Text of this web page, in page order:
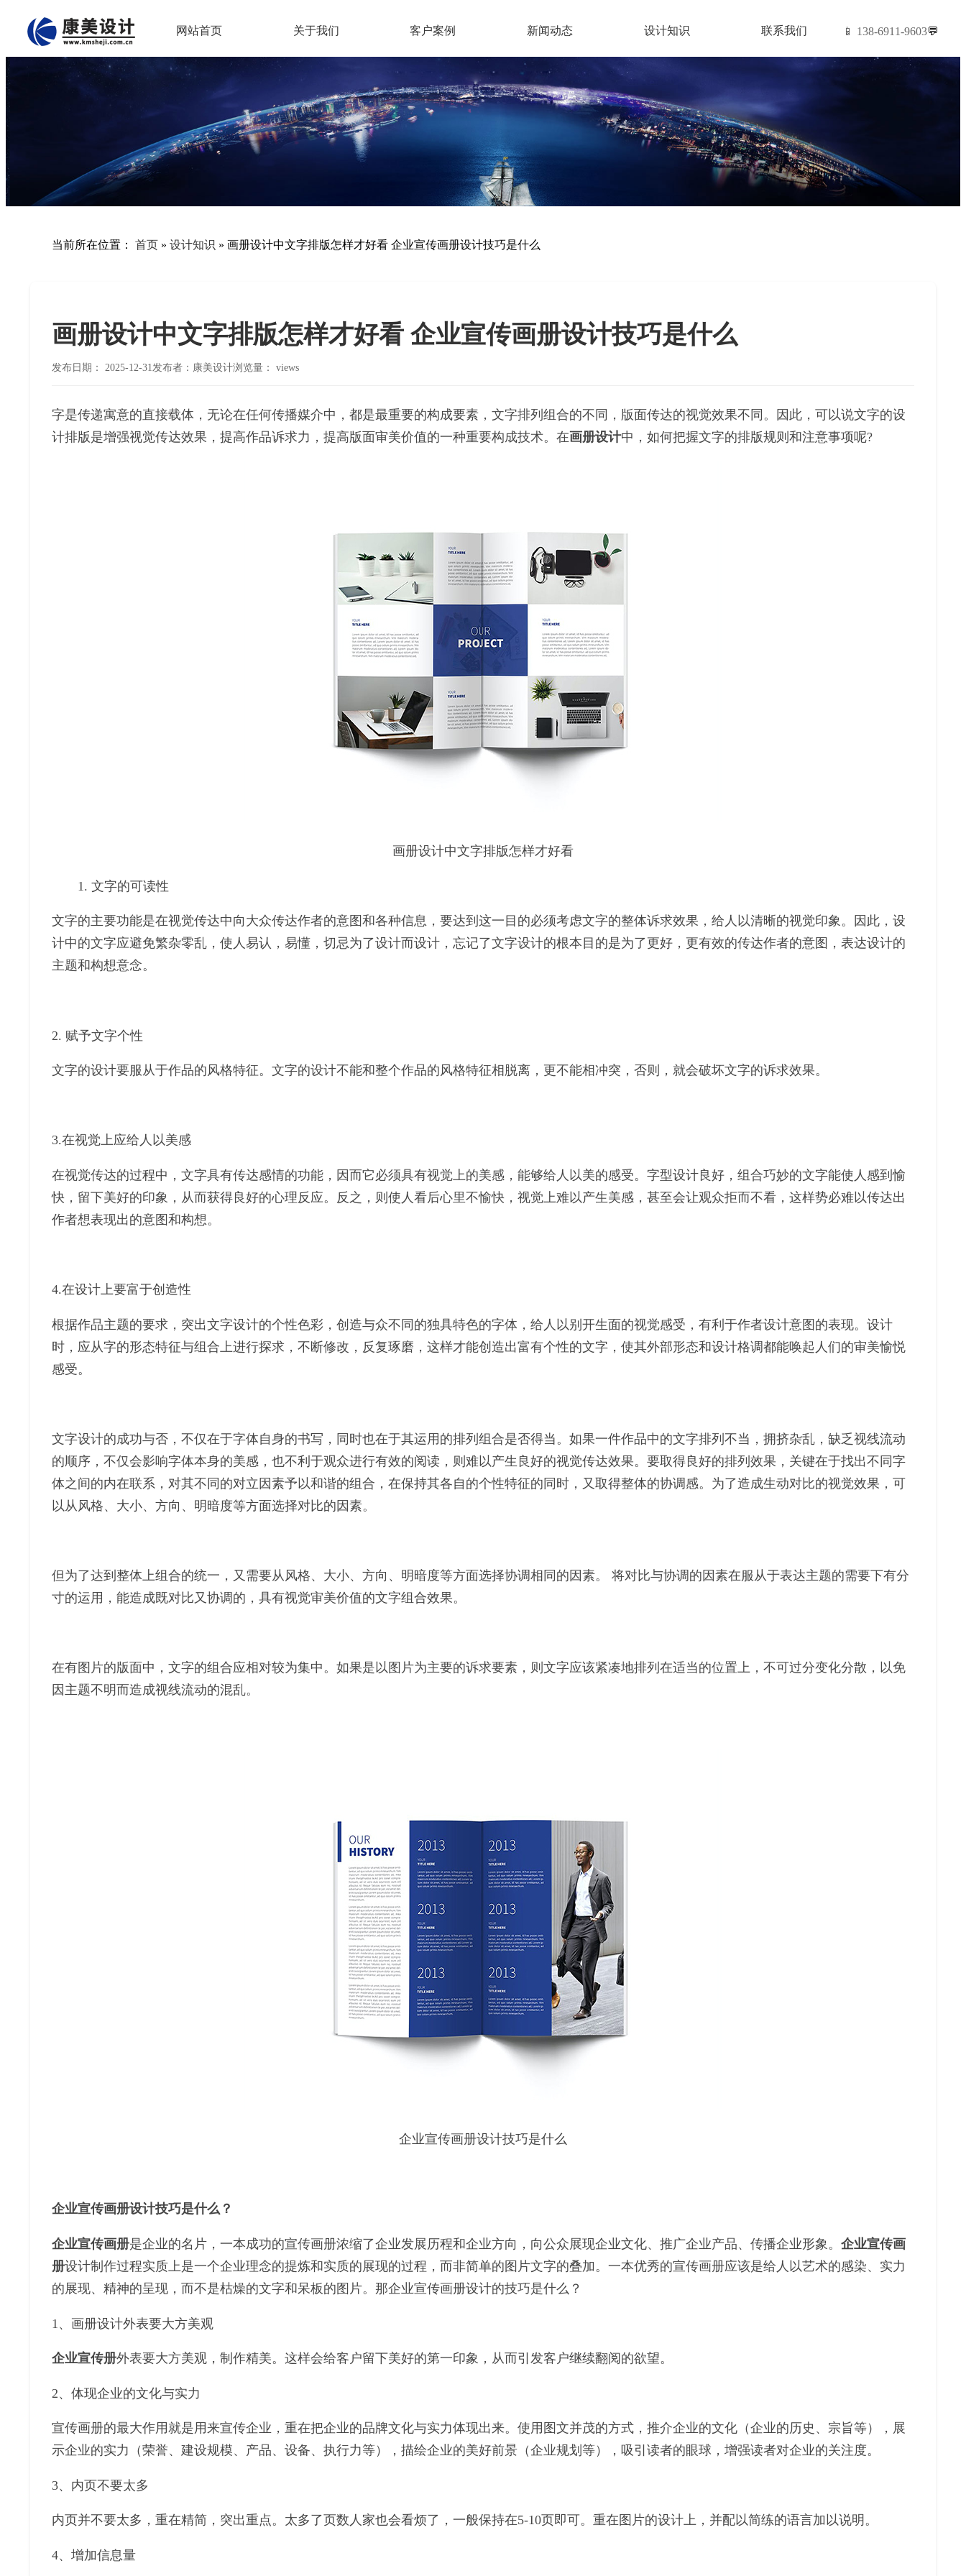
网站首页 关于我们 客户案例 新闻动态 设计知识 联系我们 📱 138-6911-9603💬
当前所在位置： 首页 » 设计知识 » 画册设计中文字排版怎样才好看 企业宣传画册设计技巧是什么
画册设计中文字排版怎样才好看 企业宣传画册设计技巧是什么
发布日期： 2025-12-31发布者：康美设计浏览量： views
字是传递寓意的直接载体，无论在任何传播媒介中，都是最重要的构成要素，文字排列组合的不同，版面传达的视觉效果不同。因此，可以说文字的设
计排版是增强视觉传达效果，提高作品诉求力，提高版面审美价值的一种重要构成技术。在画册设计中，如何把握文字的排版规则和注意事项呢?
画册设计中文字排版怎样才好看
1. 文字的可读性
文字的主要功能是在视觉传达中向大众传达作者的意图和各种信息，要达到这一目的必须考虑文字的整体诉求效果，给人以清晰的视觉印象。因此，设
计中的文字应避免繁杂零乱，使人易认，易懂，切忌为了设计而设计，忘记了文字设计的根本目的是为了更好，更有效的传达作者的意图，表达设计的
主题和构想意念。
2. 赋予文字个性
文字的设计要服从于作品的风格特征。文字的设计不能和整个作品的风格特征相脱离，更不能相冲突，否则，就会破坏文字的诉求效果。
3.在视觉上应给人以美感
在视觉传达的过程中，文字具有传达感情的功能，因而它必须具有视觉上的美感，能够给人以美的感受。字型设计良好，组合巧妙的文字能使人感到愉
快，留下美好的印象，从而获得良好的心理反应。反之，则使人看后心里不愉快，视觉上难以产生美感，甚至会让观众拒而不看，这样势必难以传达出
作者想表现出的意图和构想。
4.在设计上要富于创造性
根据作品主题的要求，突出文字设计的个性色彩，创造与众不同的独具特色的字体，给人以别开生面的视觉感受，有利于作者设计意图的表现。设计
时，应从字的形态特征与组合上进行探求，不断修改，反复琢磨，这样才能创造出富有个性的文字，使其外部形态和设计格调都能唤起人们的审美愉悦
感受。
文字设计的成功与否，不仅在于字体自身的书写，同时也在于其运用的排列组合是否得当。如果一件作品中的文字排列不当，拥挤杂乱，缺乏视线流动
的顺序，不仅会影响字体本身的美感，也不利于观众进行有效的阅读，则难以产生良好的视觉传达效果。要取得良好的排列效果，关键在于找出不同字
体之间的内在联系，对其不同的对立因素予以和谐的组合，在保持其各自的个性特征的同时，又取得整体的协调感。为了造成生动对比的视觉效果，可
以从风格、大小、方向、明暗度等方面选择对比的因素。
但为了达到整体上组合的统一，又需要从风格、大小、方向、明暗度等方面选择协调相同的因素。 将对比与协调的因素在服从于表达主题的需要下有分
寸的运用，能造成既对比又协调的，具有视觉审美价值的文字组合效果。
在有图片的版面中，文字的组合应相对较为集中。如果是以图片为主要的诉求要素，则文字应该紧凑地排列在适当的位置上，不可过分变化分散，以免
因主题不明而造成视线流动的混乱。
企业宣传画册设计技巧是什么
企业宣传画册设计技巧是什么？
企业宣传画册是企业的名片，一本成功的宣传画册浓缩了企业发展历程和企业方向，向公众展现企业文化、推广企业产品、传播企业形象。 企业宣传画
册设计制作过程实质上是一个企业理念的提炼和实质的展现的过程，而非简单的图片文字的叠加。一本优秀的宣传画册应该是给人以艺术的感染、实力
的展现、精神的呈现，而不是枯燥的文字和呆板的图片。那企业宣传画册设计的技巧是什么？
1、画册设计外表要大方美观
企业宣传册外表要大方美观，制作精美。这样会给客户留下美好的第一印象，从而引发客户继续翻阅的欲望。
2、体现企业的文化与实力
宣传画册的最大作用就是用来宣传企业，重在把企业的品牌文化与实力体现出来。使用图文并茂的方式，推介企业的文化（企业的历史、宗旨等），展
示企业的实力（荣誉、建设规模、产品、设备、执行力等），描绘企业的美好前景（企业规划等），吸引读者的眼球，增强读者对企业的关注度。
3、内页不要太多
内页并不要太多，重在精简，突出重点。太多了页数人家也会看烦了，一般保持在5-10页即可。重在图片的设计上，并配以简练的语言加以说明。
4、增加信息量